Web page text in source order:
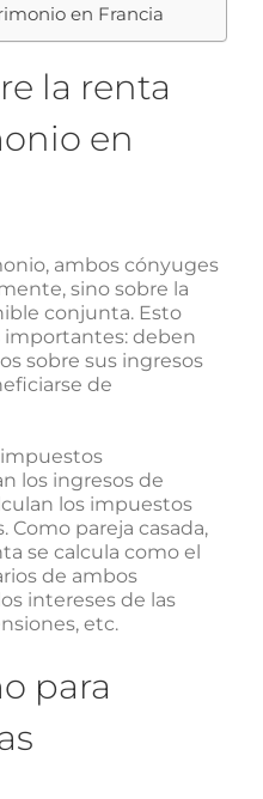
en Francia
la renta
en
ambos cónyuges
sino sobre la
conjunta. Esto
importantes: deben
sobre sus ingresos
de
impuestos
los ingresos de
los impuestos
Como pareja casada,
se calcula como el
de ambos
intereses de las
etc.
para